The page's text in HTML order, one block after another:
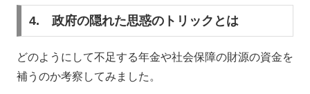
4. 政府の隠れた思惑のトリックとは
どのようにして不足する年金や社会保障の財源の資金を
補うのか考察してみました。